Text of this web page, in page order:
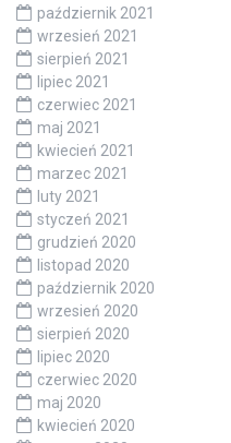
październik 2021
wrzesień 2021
sierpień 2021
lipiec 2021
czerwiec 2021
maj 2021
kwiecień 2021
marzec 2021
luty 2021
styczeń 2021
grudzień 2020
listopad 2020
październik 2020
wrzesień 2020
sierpień 2020
lipiec 2020
czerwiec 2020
maj 2020
kwiecień 2020